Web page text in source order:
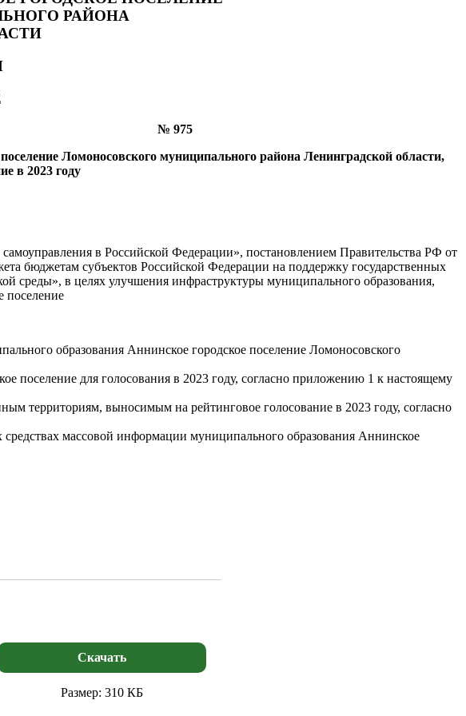
РАЙОНА
№ 975
Ломоносовского муниципального района Ленинградской области,
в 2023году
в Российской Федерации», постановлением Правительства РФ от
бюджетам субъектов Российской Федерации на поддержку государственных
среды», в целях улучшения инфраструктуры муниципального образования,
поселение
образования Аннинское городское поселение Ломоносовского
поселение для голосования в 2023 году, согласно приложению 1 к настоящему
территориям, выносимым на рейтинговое голосование в 2023 году, согласно
массовой информации муниципального образования Аннинское
Скачать
Размер: 310 КБ